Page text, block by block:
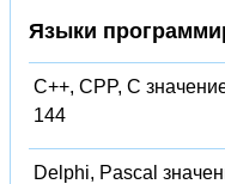
Языки
C++, CPP, C
144
Delphi, Pascal